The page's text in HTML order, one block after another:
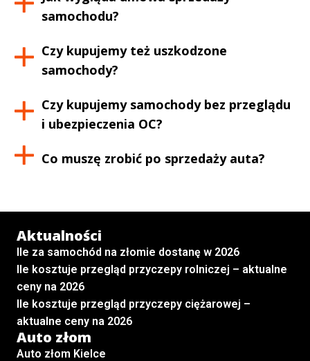
samochodu?
Czy kupujemy też uszkodzone
samochody?
Czy kupujemy samochody bez przeglądu
i ubezpieczenia OC?
Co muszę zrobić po sprzedaży auta?
Aktualności
Ile za samochód na złomie dostanę w 2026
Ile kosztuje przegląd przyczepy rolniczej – aktualne
ceny na 2026
Ile kosztuje przegląd przyczepy ciężarowej –
aktualne ceny na 2026
Auto złom
Auto złom Kielce